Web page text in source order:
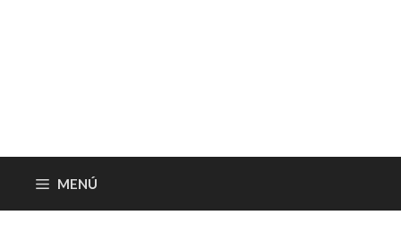
MENÚ